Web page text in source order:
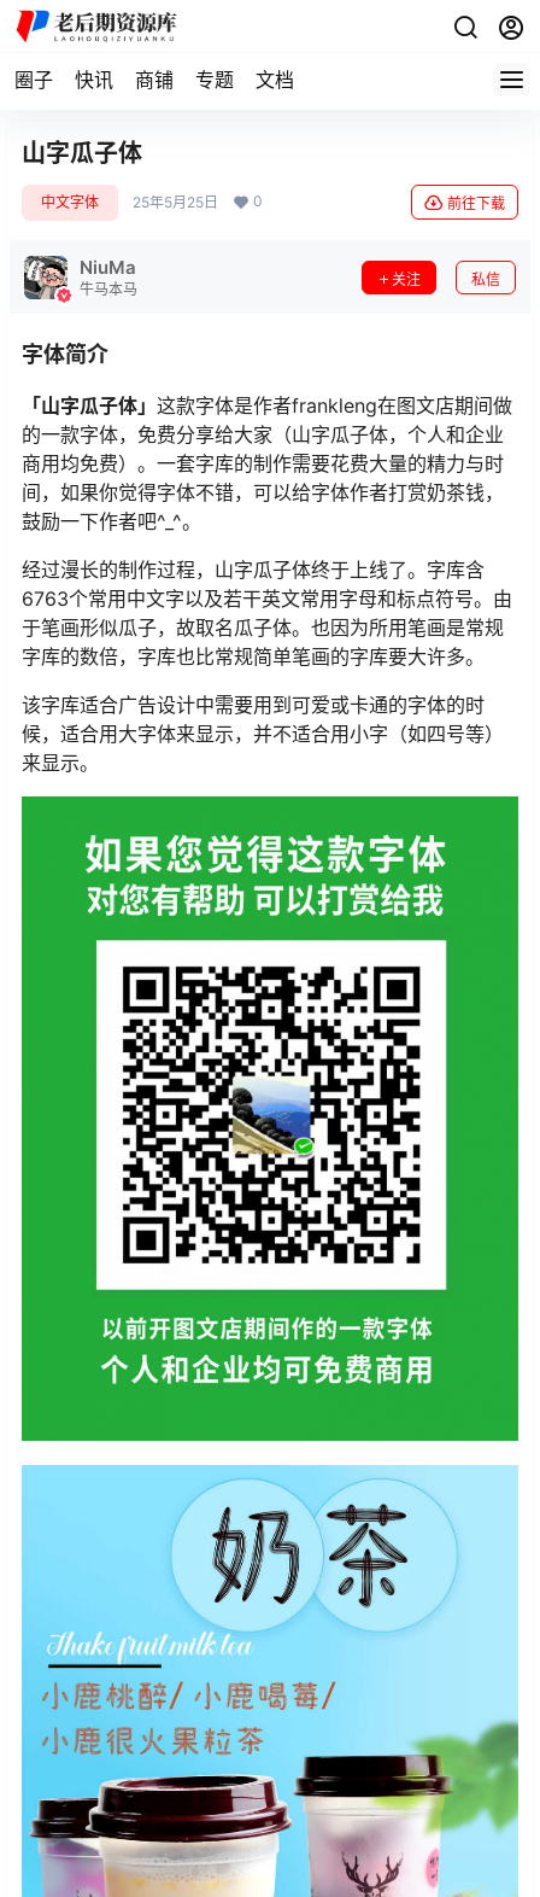
圈子 快讯 商铺 专题 文档
山字瓜子体
中文字体 25年5月25日 0 前往下载
NiuMa
牛马本马
关注 私信
字体简介
「山字瓜子体」 这款字体是作者frankleng在图文店期间做
的一款字体，免费分享给大家（山字瓜子体，个人和企业
商用均免费）。一套字库的制作需要花费大量的精力与时
间，如果你觉得字体不错，可以给字体作者打赏奶茶钱，
鼓励一下作者吧^_^。
经过漫长的制作过程，山字瓜子体终于上线了。字库含
6763个常用中文字以及若干英文常用字母和标点符号。由
于笔画形似瓜子，故取名瓜子体。也因为所用笔画是常规
字库的数倍，字库也比常规简单笔画的字库要大许多。
该字库适合广告设计中需要用到可爱或卡通的字体的时
候，适合用大字体来显示，并不适合用小字（如四号等）
来显示。